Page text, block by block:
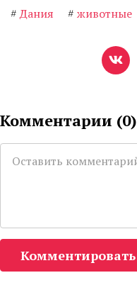
# Дания # животные
Комментарии (0)
Комментировать